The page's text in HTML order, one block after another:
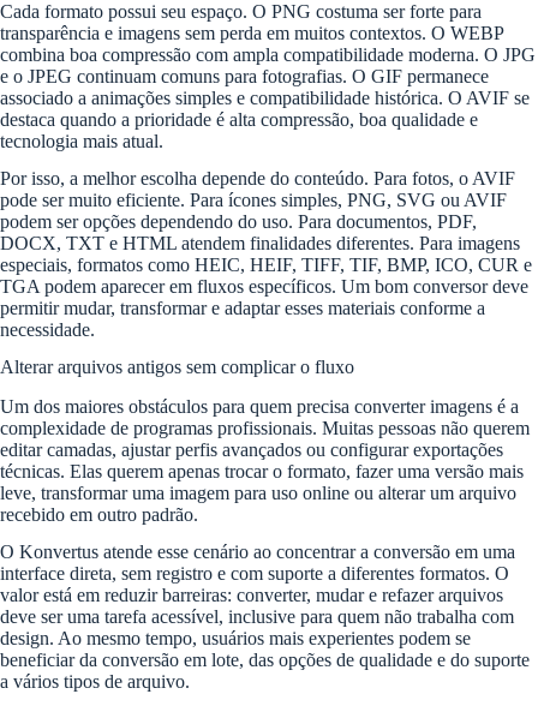
Cada formato possui seu espaço. O PNG costuma ser forte para
transparência e imagens sem perda em muitos contextos. O WEBP
combina boa compressão com ampla compatibilidade moderna. O JPG
e o JPEG continuam comuns para fotografias. O GIF permanece
associado a animações simples e compatibilidade histórica. O AVIF se
destaca quando a prioridade é alta compressão, boa qualidade e
tecnologia mais atual.
Por isso, a melhor escolha depende do conteúdo. Para fotos, o AVIF
pode ser muito eficiente. Para ícones simples, PNG, SVG ou AVIF
podem ser opções dependendo do uso. Para documentos, PDF,
DOCX, TXT e HTML atendem finalidades diferentes. Para imagens
especiais, formatos como HEIC, HEIF, TIFF, TIF, BMP, ICO, CUR e
TGA podem aparecer em fluxos específicos. Um bom conversor deve
permitir mudar, transformar e adaptar esses materiais conforme a
necessidade.
Alterar arquivos antigos sem complicar o fluxo
Um dos maiores obstáculos para quem precisa converter imagens é a
complexidade de programas profissionais. Muitas pessoas não querem
editar camadas, ajustar perfis avançados ou configurar exportações
técnicas. Elas querem apenas trocar o formato, fazer uma versão mais
leve, transformar uma imagem para uso online ou alterar um arquivo
recebido em outro padrão.
O Konvertus atende esse cenário ao concentrar a conversão em uma
interface direta, sem registro e com suporte a diferentes formatos. O
valor está em reduzir barreiras: converter, mudar e refazer arquivos
deve ser uma tarefa acessível, inclusive para quem não trabalha com
design. Ao mesmo tempo, usuários mais experientes podem se
beneficiar da conversão em lote, das opções de qualidade e do suporte
a vários tipos de arquivo.